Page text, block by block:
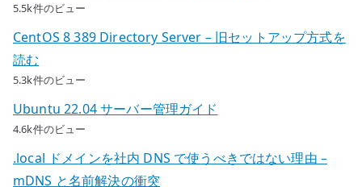
5.5k件のビュー
CentOS 8 389 Directory Server – 旧セットアップ方式を
読む
5.3k件のビュー
Ubuntu 22.04 サーバー管理ガイド
4.6k件のビュー
.local ドメインを社内 DNS で使うべきではない理由 –
mDNS と名前解決の衝突